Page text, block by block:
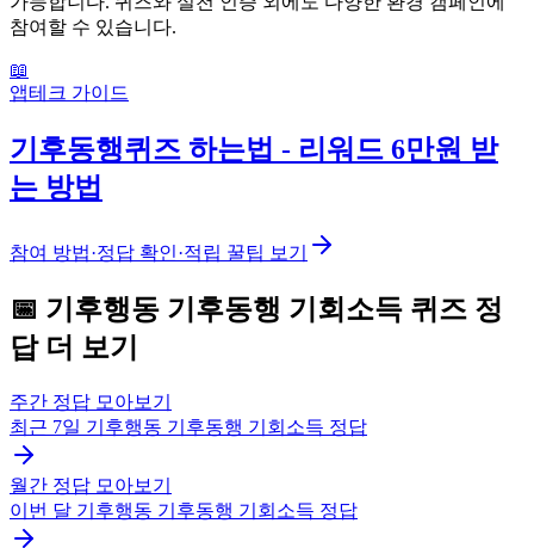
참여할 수 있습니다.
📖
앱테크 가이드
기후동행퀴즈 하는법 - 리워드 6만원 받
는 방법
참여 방법·정답 확인·적립 꿀팁 보기
📅 기후행동 기후동행 기회소득 퀴즈 정
답 더 보기
주간 정답 모아보기
최근 7일 기후행동 기후동행 기회소득 정답
월간 정답 모아보기
이번 달 기후행동 기후동행 기회소득 정답